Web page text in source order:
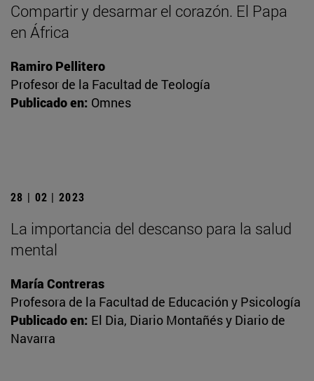
Compartir y desarmar el corazón. El Papa
en África
Ramiro Pellitero
Profesor de la Facultad de Teología
Publicado en: Omnes
28 | 02 | 2023
La importancia del descanso para la salud
mental
María Contreras
Profesora de la Facultad de Educación y Psicología
Publicado en: El Dia, Diario Montañés y Diario de
Navarra